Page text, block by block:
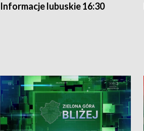
Informacje lubuskie 16:30